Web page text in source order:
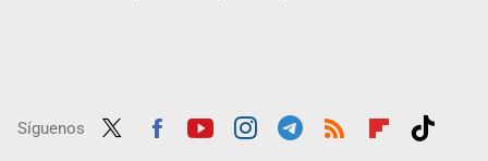
Síguenos